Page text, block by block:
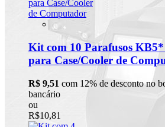
Kit com 10 Parafusos
para Case/Cooler de
R$ 9,51 com 12% de desconto no
bancário
ou
R$10,81